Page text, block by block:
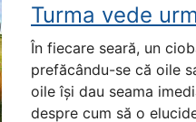
Turma vede
În fiecare seară, un
prefăcându-se că oile
oile își dau seama
despre cum să o